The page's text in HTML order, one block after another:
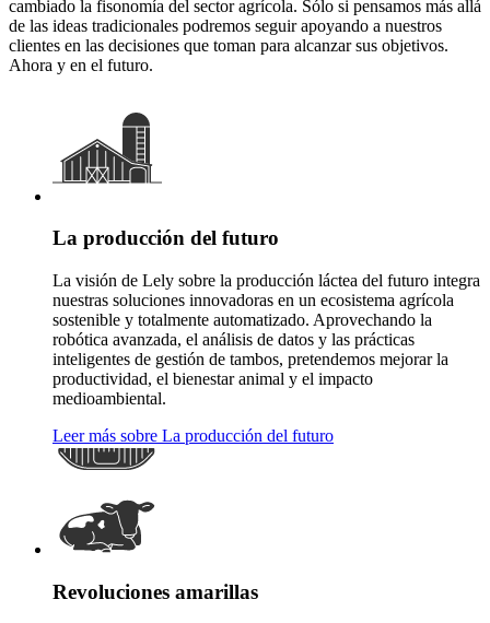
cambiado la fisonomía del sector agrícola. Sólo si pensamos más allá
de las ideas tradicionales podremos seguir apoyando a nuestros
clientes en las decisiones que toman para alcanzar sus objetivos.
Ahora y en el futuro.
La producción del futuro
La visión de Lely sobre la producción láctea del futuro integra
nuestras soluciones innovadoras en un ecosistema agrícola
sostenible y totalmente automatizado. Aprovechando la
robótica avanzada, el análisis de datos y las prácticas
inteligentes de gestión de tambos, pretendemos mejorar la
productividad, el bienestar animal y el impacto
medioambiental.
Leer más sobre La producción del futuro
Revoluciones amarillas